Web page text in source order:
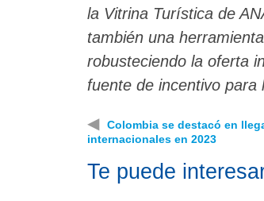
la Vitrina Turística de
también una
robusteciendo la oferta
fuente de incentivo para
◀
Colombia se destacó en
internacionales en 2023
Te puede